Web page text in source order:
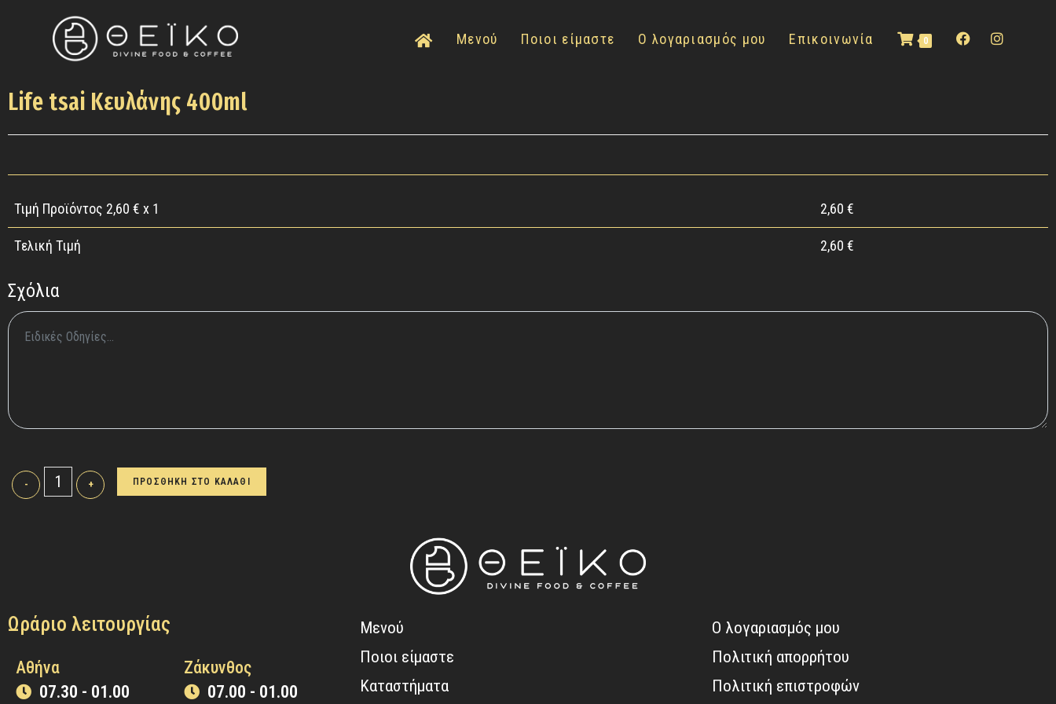
Μενού Ποιοι είμαστε Ο λογαριασμός μου Επικοινωνία 0
Life tsai Κευλάνης 400ml
Τιμή Προϊόντος 2,60 € x 1 2,60 €
Tελική Τιμή 2,60 €
Σχόλια
- + ΠΡΟΣΘΗΚΗ ΣΤΟ ΚΑΛΑΘΙ
Ωράριο λειτουργίας
Αθήνα
07.30 - 01.00
Ζάκυνθος
07.00 - 01.00
Μενού
Ποιοι είμαστε
Καταστήματα
Ο λογαριασμός μου
Πολιτική απορρήτου
Πολιτική επιστροφών